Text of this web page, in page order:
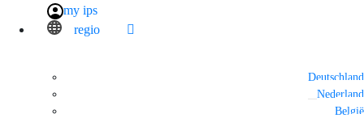
my ips
regio
Deutschland
Nederland
België